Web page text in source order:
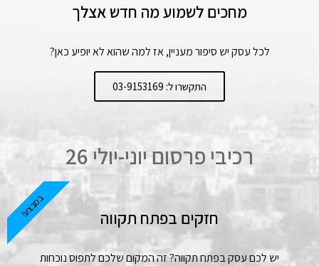
מחכים לשמוע מה חדש אצלך
לכל עסק יש סיפור מעניין, אז למה שהוא לא יופיע כאן?
התקשרו ל: 03-9153169
רכיבי פרסום יוני-יולי 26
חזקים בפתח תקווה
יש לכם עסק בפתח תקווה? זה המקום שלכם לתפוס נוכחות
במבצע!